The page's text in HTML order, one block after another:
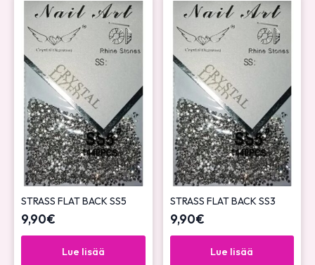
STRASS FLAT BACK SS5
9,90€
Lue lisää
STRASS FLAT BACK SS3
9,90€
Lue lisää